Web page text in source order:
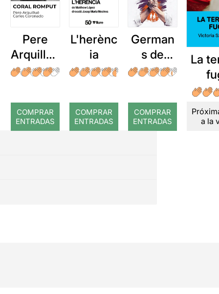
Pere
Arquillué
: Coral
COMPRAR
ENTRADAS
L'herènc
ia
COMPRAR
ENTRADAS
German
s de
sang
COMPRAR
ENTRADAS
La
a la